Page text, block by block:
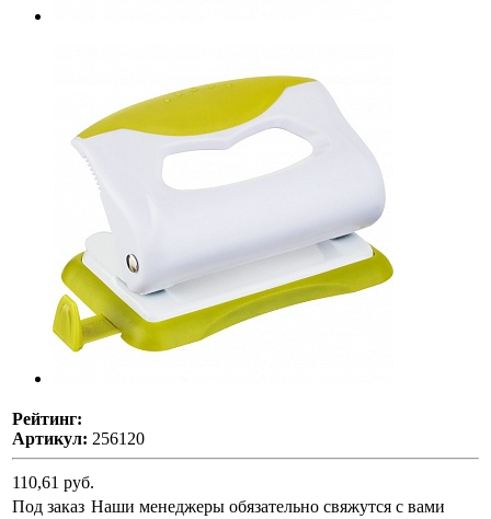
Рейтинг:
Артикул: 256120
110,61 руб.
Под заказ Наши менеджеры обязательно свяжутся с вами